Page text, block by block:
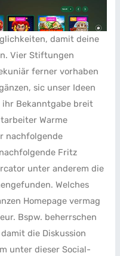
damit deine
Vier Stiftungen
ferner vorhaben
sic unser Ideen
Bekanntgabe breit
Warme
nachfolgende
Fritz
unter anderem die
Welches
Homepage vermag
Bspw. beherrschen
die Diskussion
unter dieser Social-